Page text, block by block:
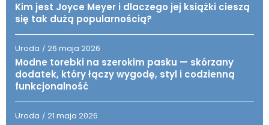
Kim jest Joyce Meyer i dlaczego jej książki cieszą
się tak dużą popularnością?
Uroda / 26 maja 2026
Modne torebki na szerokim pasku — skórzany
dodatek, który łączy wygodę, styl i codzienną
funkcjonalność
Uroda / 21 maja 2026